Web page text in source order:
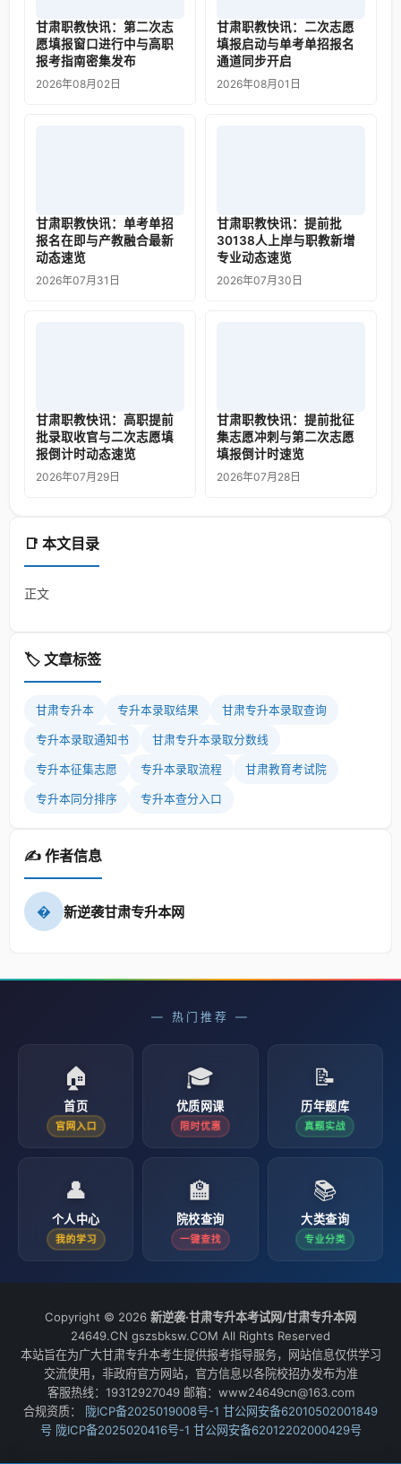
📑 本文目录
正文
🏷️ 文章标签
甘肃专升本 专升本录取结果 甘肃专升本录取查询
专升本录取通知书 甘肃专升本录取分数线
专升本征集志愿 专升本录取流程 甘肃教育考试院
专升本同分排序 专升本查分入口
✍️ 作者信息
� 新逆袭甘肃专升本网
甘肃职教快讯：第二次志
愿填报窗口进行中与高职
报考指南密集发布
2026年08月02日
甘肃职教快讯：二次志愿
填报启动与单考单招报名
通道同步开启
2026年08月01日
甘肃职教快讯：单考单招
报名在即与产教融合最新
动态速览
2026年07月31日
甘肃职教快讯：提前批
30138人上岸与职教新增
专业动态速览
2026年07月30日
甘肃职教快讯：高职提前
批录取收官与二次志愿填
报倒计时动态速览
2026年07月29日
甘肃职教快讯：提前批征
集志愿冲刺与第二次志愿
填报倒计时速览
2026年07月28日
— 热门推荐 —
🏠
首页
官网入口
🎓
优质网课
限时优惠
📝
历年题库
真题实战
👤
个人中心
我的学习
🏫
院校查询
一键查找
📚
大类查询
专业分类
Copyright © 2026 新逆袭·甘肃专升本考试网/甘肃专升本网
24649.CN gszsbksw.COM All Rights Reserved
本站旨在为广大甘肃专升本考生提供报考指导服务，网站信息仅供学习
交流使用，非政府官方网站，官方信息以各院校招办发布为准
客服热线：19312927049 邮箱：www24649cn@163.com
合规资质：
陇ICP备2025019008号-1 甘公网安备62010502001849
号 陇ICP备2025020416号-1 甘公网安备62012202000429号